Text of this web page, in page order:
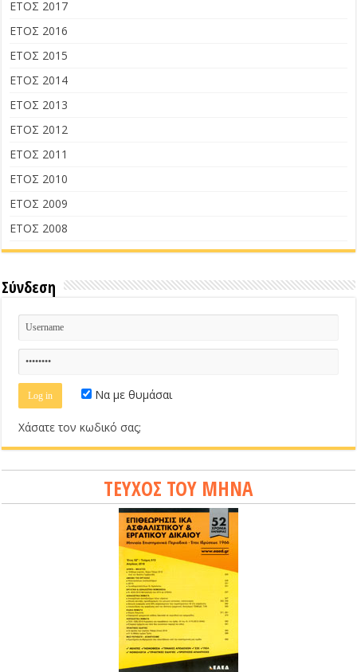
ΕΤΟΣ 2017
ΕΤΟΣ 2016
ΕΤΟΣ 2015
ΕΤΟΣ 2014
ΕΤΟΣ 2013
ΕΤΟΣ 2012
ΕΤΟΣ 2011
ΕΤΟΣ 2010
ΕΤΟΣ 2009
ΕΤΟΣ 2008
Σύνδεση
Να με θυμάσαι
Χάσατε τον κωδικό σας;
ΤΕΥΧΟΣ ΤΟΥ ΜΗΝΑ